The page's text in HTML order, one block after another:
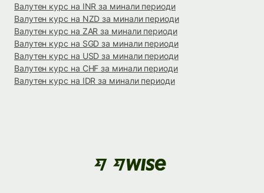
Валутен курс на INR за минали периоди
Валутен курс на NZD за минали периоди
Валутен курс на ZAR за минали периоди
Валутен курс на SGD за минали периоди
Валутен курс на USD за минали периоди
Валутен курс на CHF за минали периоди
Валутен курс на IDR за минали периоди